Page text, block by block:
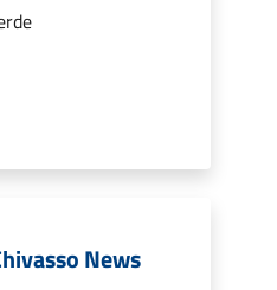
News